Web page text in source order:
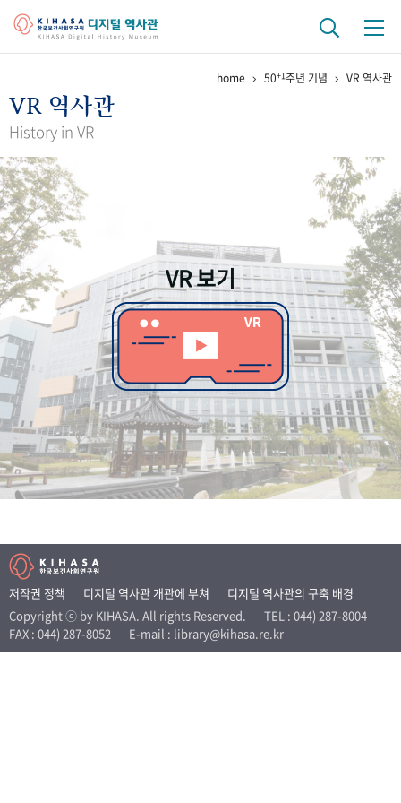
걸어온 길 기관 변천사
연구 역사
정책과 연구
간행물 변천사
기록물 아카이브
사진 아카이브 문서 기록물 행정박물 영상 기록물
50 주년 기념
성과 50선 숫자로 보는 50년 50 +1주년 광장
세계와 함께 한 KIHASA
VR 역사관
home 50+1주년 기념 VR 역사관
VR 역사관
History in VR
VR 보기
저작권 정책 디지털 역사관 개관에 부쳐
디지털 역사관의 구축 배경
Copyright ⓒ by KIHASA. All rights Reserved.
TEL : 044) 287-8004
FAX : 044) 287-8052
E-mail : library@kihasa.re.kr